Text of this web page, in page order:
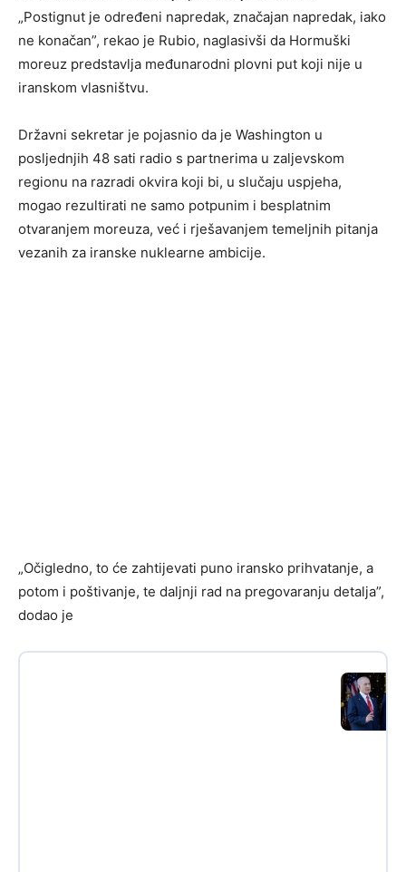
„Postignut je određeni napredak, značajan napredak, iako
ne konačan”, rekao je Rubio, naglasivši da Hormuški
moreuz predstavlja međunarodni plovni put koji nije u
iranskom vlasništvu.
Državni sekretar je pojasnio da je Washington u
posljednjih 48 sati radio s partnerima u zaljevskom
regionu na razradi okvira koji bi, u slučaju uspjeha,
mogao rezultirati ne samo potpunim i besplatnim
otvaranjem moreuza, već i rješavanjem temeljnih pitanja
vezanih za iranske nuklearne ambicije.
„Očigledno, to će zahtijevati puno iransko prihvatanje, a
potom i poštivanje, te daljnji rad na pregovaranju detalja”,
dodao je